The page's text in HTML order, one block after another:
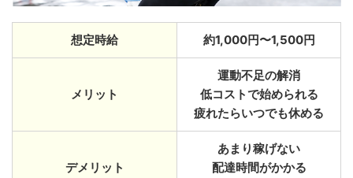
想定時給 約1,000円〜1,500円
メリット
運動不足の解消
低コストで始められる
疲れたらいつでも休める
デメリット
あまり稼げない
配達時間がかかる